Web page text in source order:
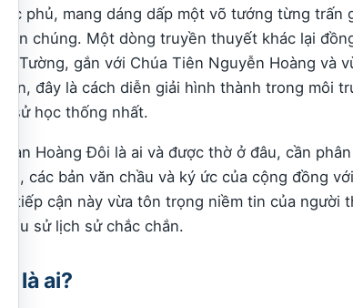
phủ, mang dáng dấp một võ tướng từng trấn
dân chúng. Một dòng truyền thuyết khác lại
Tường, gắn với Chúa Tiên Nguyễn Hoàng và
đây là cách diễn giải hình thành trong môi
sử học thống nhất.
Hoàng Đôi là ai và được thờ ở đâu, cần
các bản văn chầu và ký ức của cộng đồng
tiếp cận này vừa tôn trọng niềm tin của người
sử lịch sử chắc chắn.
là ai?